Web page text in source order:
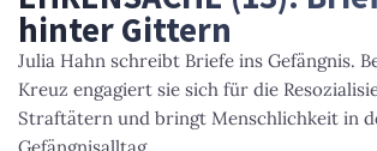
hinter Gittern
Julia Hahn schreibt Briefe ins Gefängnis.
Kreuz engagiert sie sich für die
Straftätern und bringt Menschlichkeit in